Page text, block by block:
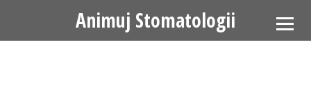
Animuj Stomatologii